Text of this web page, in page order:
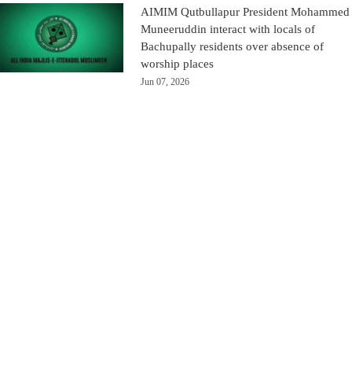
AIMIM Qutbullapur President Mohammed
Muneeruddin interact with locals of
Bachupally residents over absence of
worship places
Jun 07, 2026